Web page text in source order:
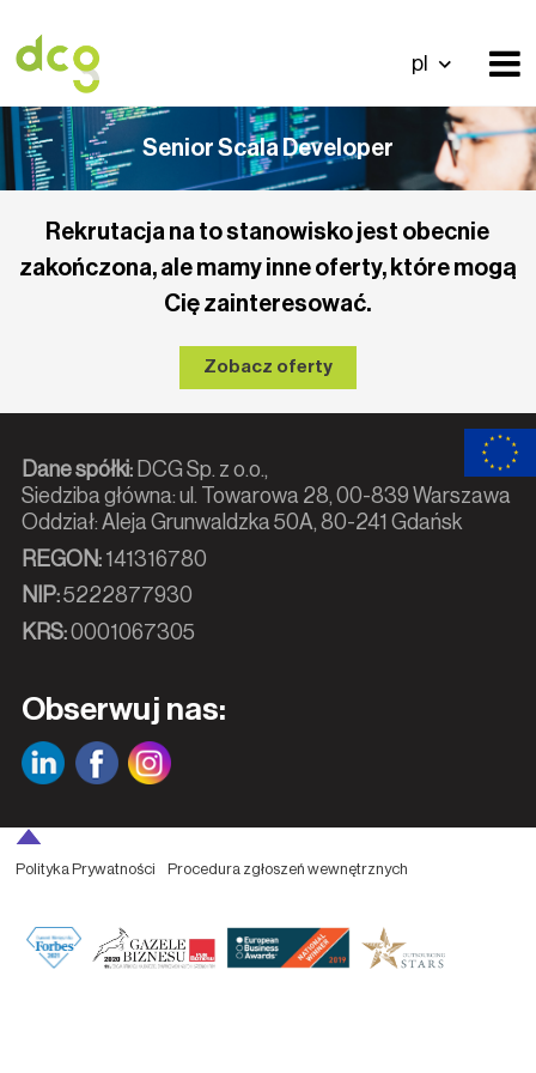
pl
Senior Scala Developer
Rekrutacja na to stanowisko jest obecnie
zakończona, ale mamy inne oferty, które mogą
Cię zainteresować.
Zobacz oferty
Dane spółki:DCG Sp. z o.o.,
Siedziba główna: ul. Towarowa 28, 00-839 Warszawa
Oddział: Aleja Grunwaldzka 50A, 80-241 Gdańsk
REGON:141316780
NIP:5222877930
KRS:0001067305
Obserwuj nas:
Polityka Prywatności Procedura zgłoszeń wewnętrznych